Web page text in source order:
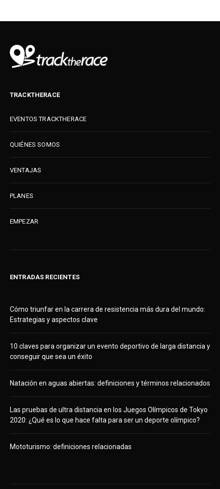
TRACKTHERACE
EVENTOS TRACKTHERACE
QUIÉNES SOMOS
VENTAJAS
PLANES
EMPEZAR
ENTRADAS RECIENTES
Cómo triunfar en la carrera de resistencia más dura del mundo:
Estrategias y aspectos clave
10 claves para organizar un evento deportivo de larga distancia y
conseguir que sea un éxito
Natación en aguas abiertas: definiciones y términos relacionados
Las pruebas de ultra distancia en los Juegos Olímpicos de Tokyo
2020: ¿Qué es lo que hace falta para ser un deporte olímpico?
Mototurismo: definiciones relacionadas